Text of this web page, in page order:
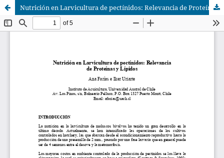
Nutrición en Larvicultura de pectínidos: Relevancia de Proteínas y Lípidos